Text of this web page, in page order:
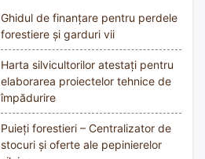
Ghidul de finanțare pentru perdele
forestiere și garduri vii
Harta silvicultorilor atestați pentru
elaborarea proiectelor tehnice de
împădurire
Puieți forestieri – Centralizator de
stocuri și oferte ale pepinierelor